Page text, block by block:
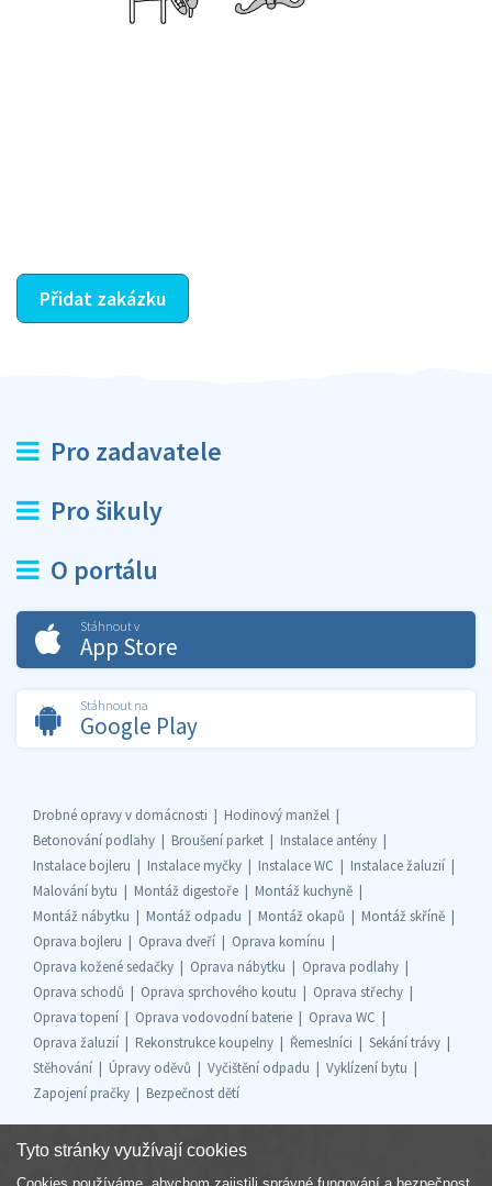
Přidat zakázku
Pro zadavatele
Pro šikuly
O portálu
Stáhnout v
App Store
Stáhnout na
Google Play
Drobné opravy v domácnosti
Hodinový manžel
Betonování podlahy
Broušení parket
Instalace antény
Instalace bojleru
Instalace myčky Instalace WC
Instalace žaluzií
Malování bytu
Montáž digestoře
Montáž kuchyně
Montáž nábytku
Montáž odpadu Montáž okapů
Montáž skříně
Oprava bojleru
Oprava dveří
Oprava komínu
Oprava kožené sedačky
Oprava nábytku
Oprava podlahy
Oprava schodů
Oprava sprchového koutu
Oprava střechy
Oprava topení
Oprava vodovodní baterie
Oprava WC
Oprava žaluzií
Rekonstrukce koupelny Řemeslníci
Sekání trávy
Stěhování
Úpravy oděvů Vyčištění odpadu
Vyklízení bytu
Zapojení pračky
Bezpečnost dětí
Tyto stránky využívají cookies